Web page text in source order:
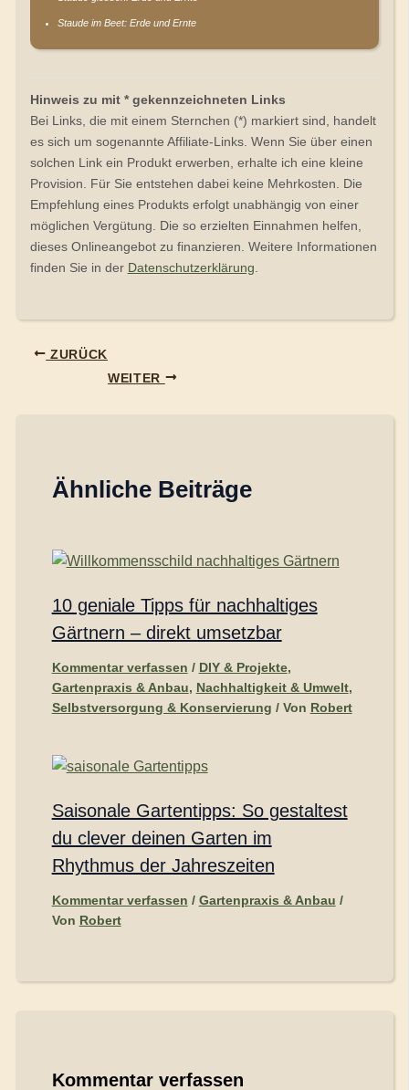
Staude im Beet: Erde und Ernte
Hinweis zu mit * gekennzeichneten Links
Bei Links, die mit einem Sternchen (*) markiert sind, handelt
es sich um sogenannte Affiliate-Links. Wenn Sie über einen
solchen Link ein Produkt erwerben, erhalte ich eine kleine
Provision. Für Sie entstehen dabei keine Mehrkosten. Die
Empfehlung eines Produkts erfolgt unabhängig von einer
möglichen Vergütung. Die so erzielten Einnahmen helfen,
dieses Onlineangebot zu finanzieren. Weitere Informationen
finden Sie in der Datenschutzerklärung
ZURÜCK
WEITER
Ähnliche Beiträge
10 geniale Tipps für nachhaltiges
Gärtnern – direkt umsetzbar
Kommentar verfassen / DIY & Projekte,
Gartenpraxis & Anbau, Nachhaltigkeit & Umwelt,
Selbstversorgung & Konservierung / Von Robert
Saisonale Gartentipps: So gestaltest
du clever deinen Garten im
Rhythmus der Jahreszeiten
Kommentar verfassen / Gartenpraxis & Anbau /
Von Robert
Kommentar verfassen